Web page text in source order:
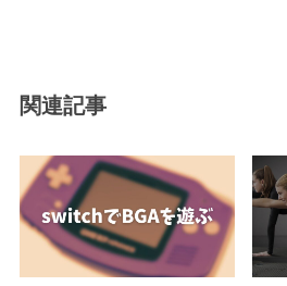
関連記事